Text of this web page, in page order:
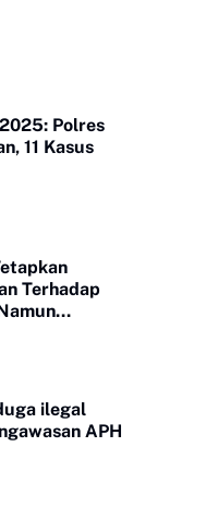
Polres
11 Kasus
Terhadap
Dari Polres
ilegal
APH